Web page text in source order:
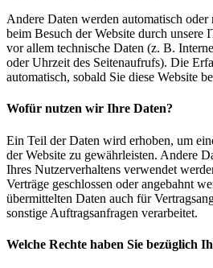
Andere Daten werden automatisch
beim Besuch der Website durch unsere
vor allem technische Daten (z. B.
oder Uhrzeit des Seitenaufrufs). Die
automatisch, sobald Sie diese Website
Wofür nutzen wir Ihre Daten?
Ein Teil der Daten wird erhoben, um
der Website zu gewährleisten. Andere
Ihres Nutzerverhaltens verwendet
Verträge geschlossen oder angebahnt
übermittelten Daten auch für
sonstige Auftragsanfragen verarbeitet.
Welche Rechte haben Sie bezüglich